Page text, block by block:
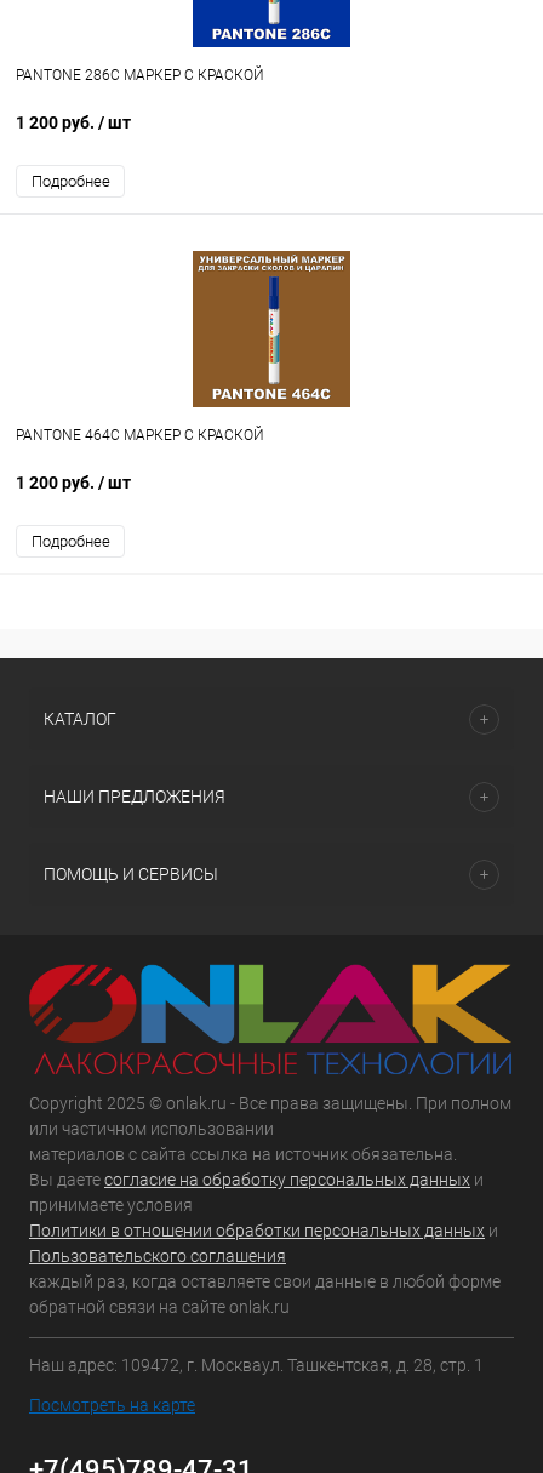
PANTONE 286C МАРКЕР С КРАСКОЙ
1 200 руб. / шт
Подробнее
PANTONE 464C МАРКЕР С КРАСКОЙ
1 200 руб. / шт
Подробнее
КАТАЛОГ
НАШИ ПРЕДЛОЖЕНИЯ
ПОМОЩЬ И СЕРВИСЫ
Copyright 2025 © onlak.ru - Все права защищены. При полном
или частичном использовании
материалов с сайта ссылка на источник обязательна.
Вы даетесогласие на обработку персональных данных и
принимаете условия
Политики в отношении обработки персональных данных и
Пользовательского соглашения
каждый раз, когда оставляете свои данные в любой форме
обратной связи на сайте onlak.ru
Наш адрес: 109472, г. Москваул. Ташкентская, д. 28, стр. 1
Посмотреть на карте